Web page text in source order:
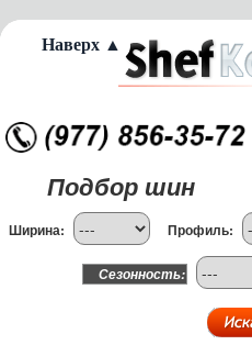
Подбор шин
Ширина: Профиль:
Сезонность:
Наверх ▲